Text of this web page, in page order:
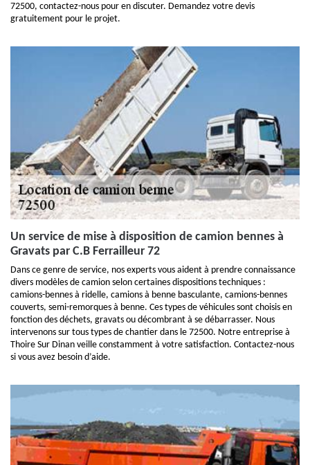
72500, contactez-nous pour en discuter. Demandez votre devis
gratuitement pour le projet.
Un service de mise à disposition de camion bennes à
Gravats par C.B Ferrailleur 72
Dans ce genre de service, nos experts vous aident à prendre connaissance
divers modèles de camion selon certaines dispositions techniques :
camions-bennes à ridelle, camions à benne basculante, camions-bennes
couverts, semi-remorques à benne. Ces types de véhicules sont choisis en
fonction des déchets, gravats ou décombrant à se débarrasser. Nous
intervenons sur tous types de chantier dans le 72500. Notre entreprise à
Thoire Sur Dinan veille constamment à votre satisfaction. Contactez-nous
si vous avez besoin d’aide.